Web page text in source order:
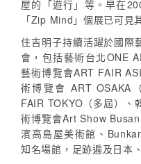
屋的「遊行」等。早在
「Zip Mind」個展已可見
住吉明子持續活躍於國際
會，包括藝術台北ONE
藝術博覽會ART FAIR
術博覽會 ART OSAKA
FAIR TOKYO（多屆）、
術博覽會Art Show
濱高島屋美術館、
知名場館，足跡遍及日本